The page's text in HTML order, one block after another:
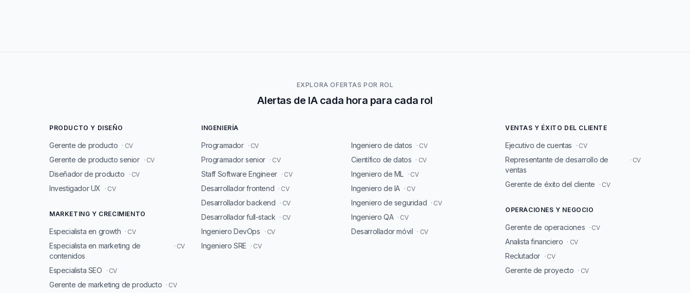
EXPLORA OFERTAS POR ROL
Alertas de IA cada hora para cada rol
PRODUCTO Y DISEÑO
Gerente de producto · CV
Gerente de producto senior · CV
Diseñador de producto · CV
Investigador UX · CV
MARKETING Y CRECIMIENTO
Especialista en growth · CV
Especialista en marketing de
contenidos
· CV
Especialista SEO · CV
Gerente de marketing de producto · CV
INGENIERÍA
Programador · CV
Programador senior · CV
Staff Software Engineer · CV
Desarrollador frontend · CV
Desarrollador backend · CV
Desarrollador full-stack · CV
Ingeniero DevOps · CV
Ingeniero SRE · CV
Ingeniero de datos · CV
Científico de datos · CV
Ingeniero de ML · CV
Ingeniero de IA · CV
Ingeniero de seguridad · CV
Ingeniero QA · CV
Desarrollador móvil · CV
VENTAS Y ÉXITO DEL CLIENTE
Ejecutivo de cuentas · CV
Representante de desarrollo de
ventas
· CV
Gerente de éxito del cliente · CV
OPERACIONES Y NEGOCIO
Gerente de operaciones · CV
Analista financiero · CV
Reclutador · CV
Gerente de proyecto · CV